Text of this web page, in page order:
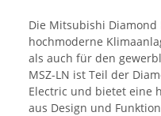
Die Mitsubishi Diamond
hochmoderne
als auch für den
MSZ-LN ist Teil der
Electric und bietet eine
aus Design und